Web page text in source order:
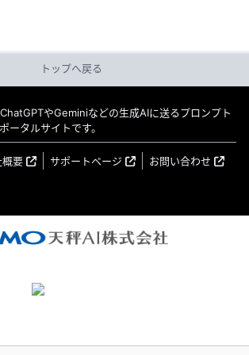
トップへ戻る
やGeminiなどの生成AIに送るプロンプト
ータルサイトです。
概要 サポートページ
お問い合わせ